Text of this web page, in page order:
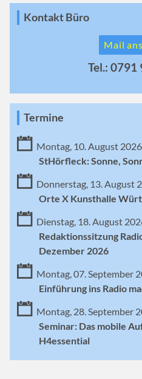
Kontakt Büro
Mail
Tel.: 0791
Termine
Montag, 10. August 2026
StHörfleck: Sonne,
Donnerstag, 13. August
Orte X Kunsthalle
Dienstag, 18. August
Redaktionssitzung
Dezember 2026
Montag, 07. September
Einführung ins Radio
Montag, 28. September
Seminar: Das mobile
H4essential